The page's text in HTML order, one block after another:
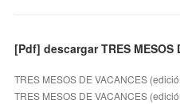
TRES MESOS DE VACANCES
TRES MESOS DE VACANCES